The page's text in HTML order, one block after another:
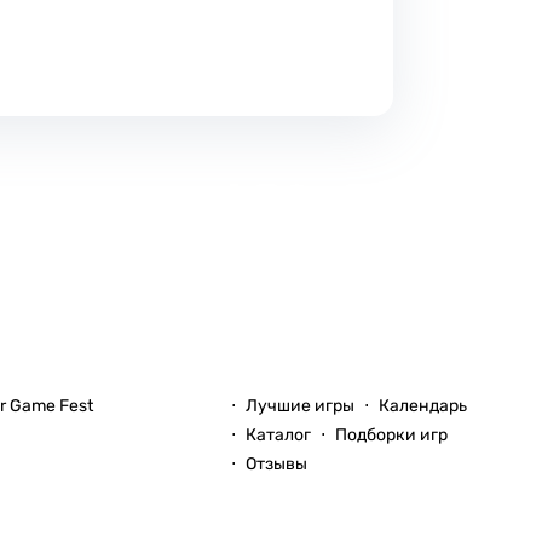
Game Fest Лучшие игры
Календарь
Каталог
Подборки игр
Отзывы